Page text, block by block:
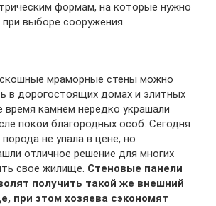
формам, на которые нужно
выборе сооружения.
мраморные стены можно
в дорогостоящих домах и элитных
время камнем нередко украшали
покои благородных особ. Сегодня
не упала в цене, но
отличное решение для многих
свое жилище. Стеновые панели
получить такой же внешний
при этом хозяева сэкономят